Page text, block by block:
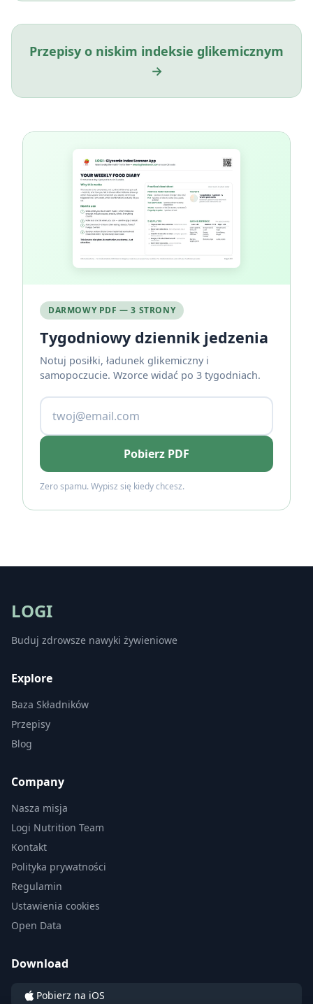
Przepisy o niskim indeksie glikemicznym
→
DARMOWY PDF — 3 STRONY
Tygodniowy dziennik jedzenia
Notuj posiłki, ładunek glikemiczny i
samopoczucie. Wzorce widać po 3 tygodniach.
Pobierz PDF
Zero spamu. Wypisz się kiedy chcesz.
LOGI
Buduj zdrowsze nawyki żywieniowe
Explore
Baza Składników
Przepisy
Blog
Company
Nasza misja
Logi Nutrition Team
Kontakt
Polityka prywatności
Regulamin
Ustawienia cookies
Open Data
Download
Pobierz na iOS